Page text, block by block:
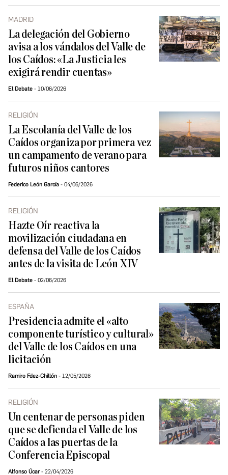
MADRID
La delegación del Gobierno
avisa a los vándalos del Valle de
los Caídos: «La Justicia les
exigirá rendir cuentas»
El Debate 10/06/2026
RELIGIÓN
La Escolanía del Valle de los
Caídos organiza por primera vez
un campamento de verano para
futuros niños cantores
Federico León García 04/06/2026
RELIGIÓN
Hazte Oír reactiva la
movilización ciudadana en
defensa del Valle de los Caídos
antes de la visita de León XIV
El Debate 02/06/2026
ESPAÑA
Presidencia admite el «alto
componente turístico y cultural»
del Valle de los Caídos en una
licitación
Ramiro Fdez-Chillón 12/05/2026
RELIGIÓN
Un centenar de personas piden
que se defienda el Valle de los
Caídos a las puertas de la
Conferencia Episcopal
Alfonso Úcar 22/04/2026